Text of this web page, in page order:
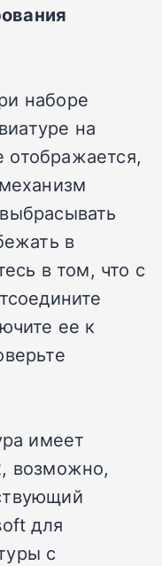
наборе
на
отображается,
в
в том, что с
ее к
имеет
возможно,
для
с